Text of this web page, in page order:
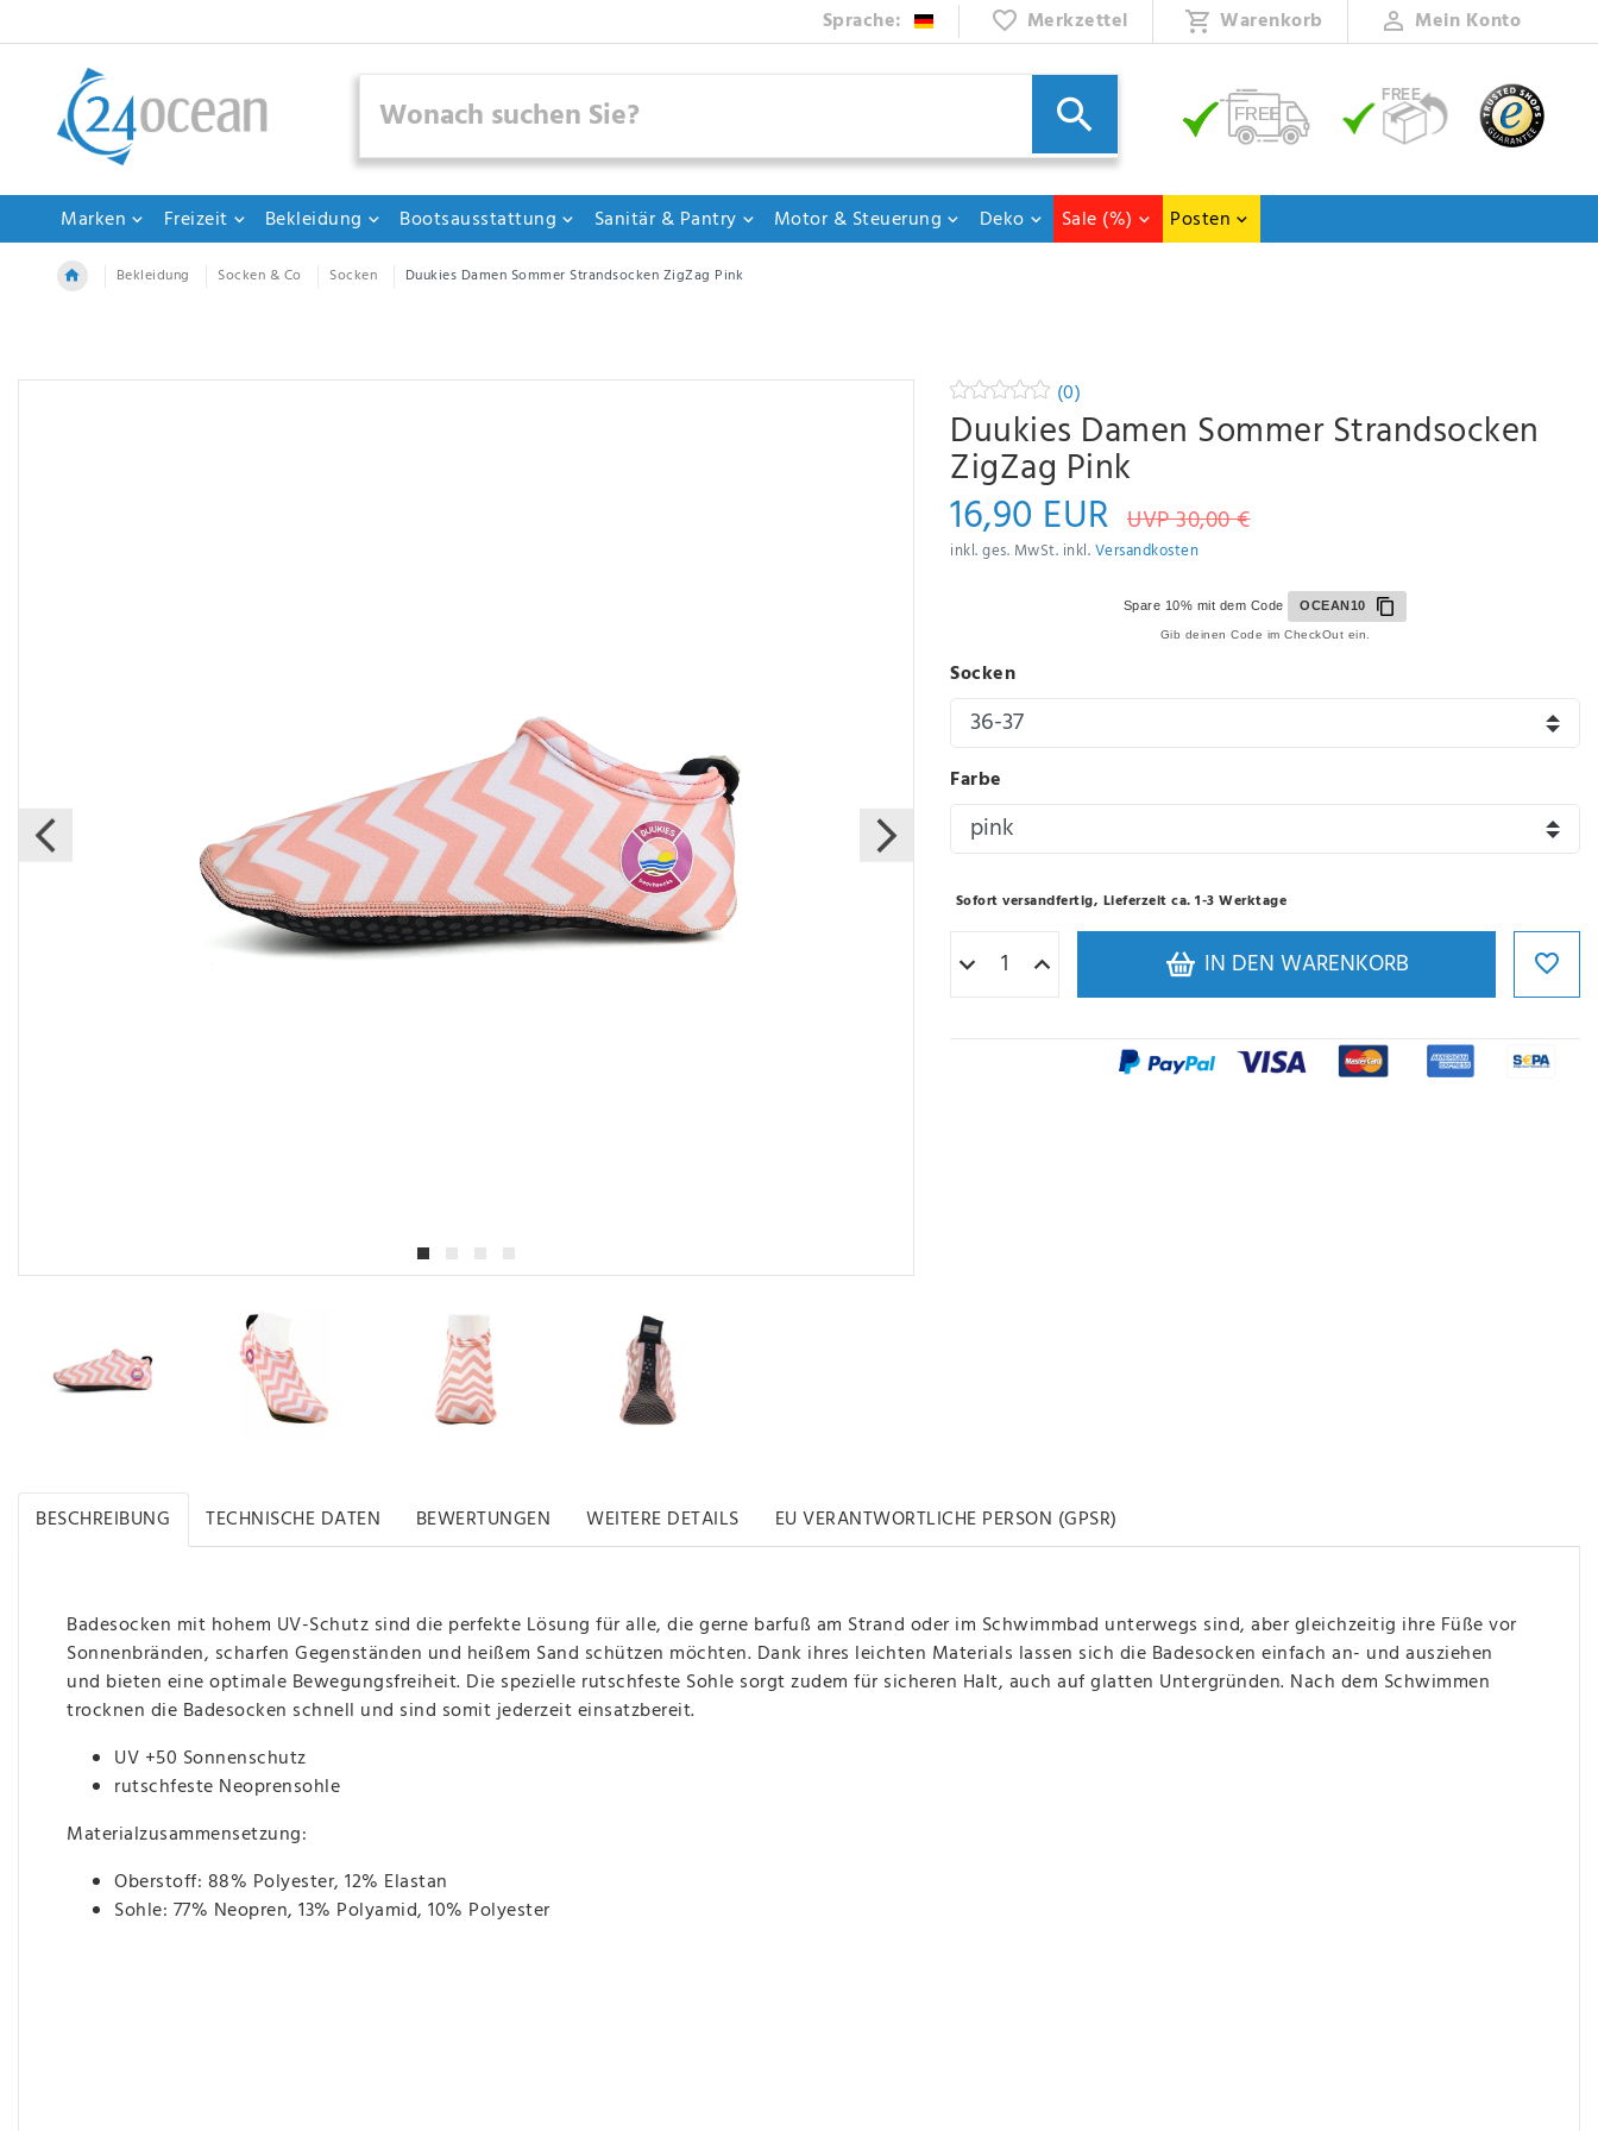
Sprache: Merkzettel Warenkorb Mein Konto
Marken Freizeit Bekleidung Bootsausstattung Sanitär & Pantry Motor & Steuerung Deko Sale (%) Posten
Bekleidung Socken & Co Socken Duukies Damen Sommer Strandsocken ZigZag Pink
(0)
Duukies Damen Sommer Strandsocken
ZigZag Pink
16,90 EUR UVP 30,00 €
inkl. ges. MwSt. inkl.Versandkosten
Spare 10% mit dem Code OCEAN10
Gib deinen Code im CheckOut ein.
Socken
Farbe
Sofort versandfertig, Lieferzeit ca. 1-3 Werktage
IN DEN WARENKORB
BESCHREIBUNG TECHNISCHE DATEN BEWERTUNGEN WEITERE DETAILS EU VERANTWORTLICHE PERSON (GPSR)
Badesocken mit hohem UV-Schutz sind die perfekte Lösung für alle, die gerne barfuß am Strand oder im Schwimmbad unterwegs sind, aber gleichzeitig ihre Füße vor
Sonnenbränden, scharfen Gegenständen und heißem Sand schützen möchten. Dank ihres leichten Materials lassen sich die Badesocken einfach an- und ausziehen
und bieten eine optimale Bewegungsfreiheit. Die spezielle rutschfeste Sohle sorgt zudem für sicheren Halt, auch auf glatten Untergründen. Nach dem Schwimmen
trocknen die Badesocken schnell und sind somit jederzeit einsatzbereit.
UV +50 Sonnenschutz
rutschfeste Neoprensohle
Materialzusammensetzung:
Oberstoff: 88% Polyester, 12% Elastan
Sohle: 77% Neopren, 13% Polyamid, 10% Polyester